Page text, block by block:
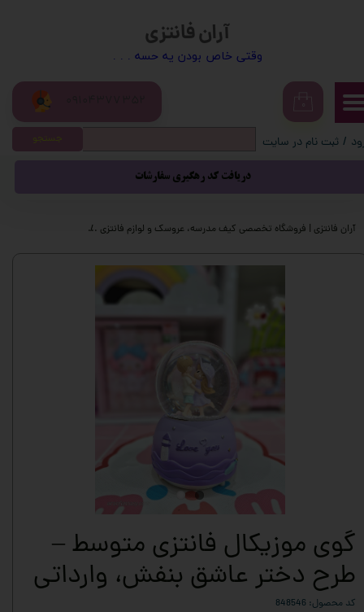
آران فانتزی
​​وقتی خاص بودن یه حسه . . .
/ ثبت نام در سایت
سفارشات
خروج از حساب کاربری
دریافت کد رهگیری سفارشات
جستجو
آران فانتزی | فروشگاه تخصصی کیف مدرسه، عروسک و لوازم فانتزی
گوی موزیکال فانتزی متوسط –
طرح دختر عاشق بنفش، وارداتی
کد محصول: 848546